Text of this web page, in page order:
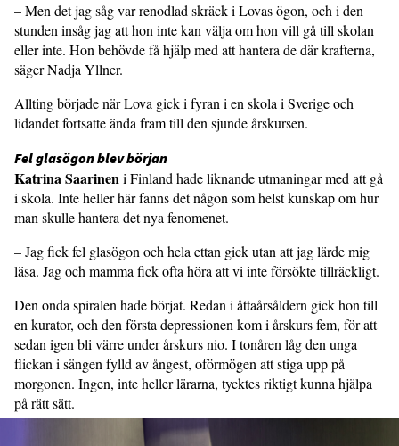
– Men det jag såg var renodlad skräck i Lovas ögon, och i den
stunden insåg jag att hon inte kan välja om hon vill gå till skolan
eller inte. Hon behövde få hjälp med att hantera de där krafterna,
säger Nadja Yllner.
Allting började när Lova gick i fyran i en skola i Sverige och
lidandet fortsatte ända fram till den sjunde årskursen.
Fel glasögon blev början
Katrina Saarineni Finland hade liknande utmaningar med att gå
i skola. Inte heller här fanns det någon som helst kunskap om hur
man skulle hantera det nya fenomenet.
– Jag fick fel glasögon och hela ettan gick utan att jag lärde mig
läsa. Jag och mamma fick ofta höra att vi inte försökte tillräckligt.
Den onda spiralen hade börjat. Redan i åttaårsåldern gick hon till
en kurator, och den första depressionen kom i årskurs fem, för att
sedan igen bli värre under årskurs nio. I tonåren låg den unga
flickan i sängen fylld av ångest, oförmögen att stiga upp på
morgonen. Ingen, inte heller lärarna, tycktes riktigt kunna hjälpa
på rätt sätt.